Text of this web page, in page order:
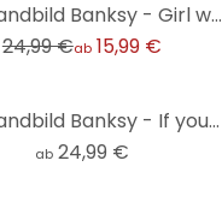
Leinwandbild Banksy - Girl with balloon
24,99 €ab 15,99 €
Leinwandbild Banksy - If you get tired
ab 24,99 €